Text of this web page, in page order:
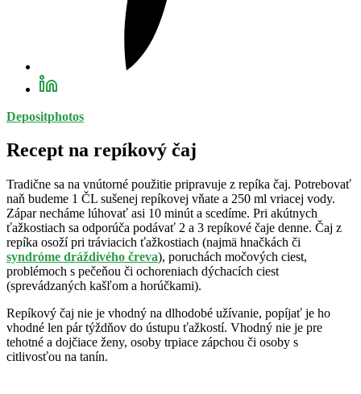
Depositphotos
Recept na repíkový čaj
Tradične sa na vnútorné použitie pripravuje z repíka čaj. Potrebovať
naň budeme 1 ČL sušenej repíkovej vňate a 250 ml vriacej vody.
Zápar necháme lúhovať asi 10 minút a scedíme. Pri akútnych
ťažkostiach sa odporúča podávať 2 a 3 repíkové čaje denne. Čaj z
repíka osoží pri tráviacich ťažkostiach (najmä hnačkách či
syndróme dráždivého čreva), poruchách močových ciest,
problémoch s pečeňou či ochoreniach dýchacích ciest
(sprevádzaných kašľom a horúčkami).
Repíkový čaj nie je vhodný na dlhodobé užívanie, popíjať je ho
vhodné len pár týždňov do ústupu ťažkostí. Vhodný nie je pre
tehotné a dojčiace ženy, osoby trpiace zápchou či osoby s
citlivosťou na tanín.